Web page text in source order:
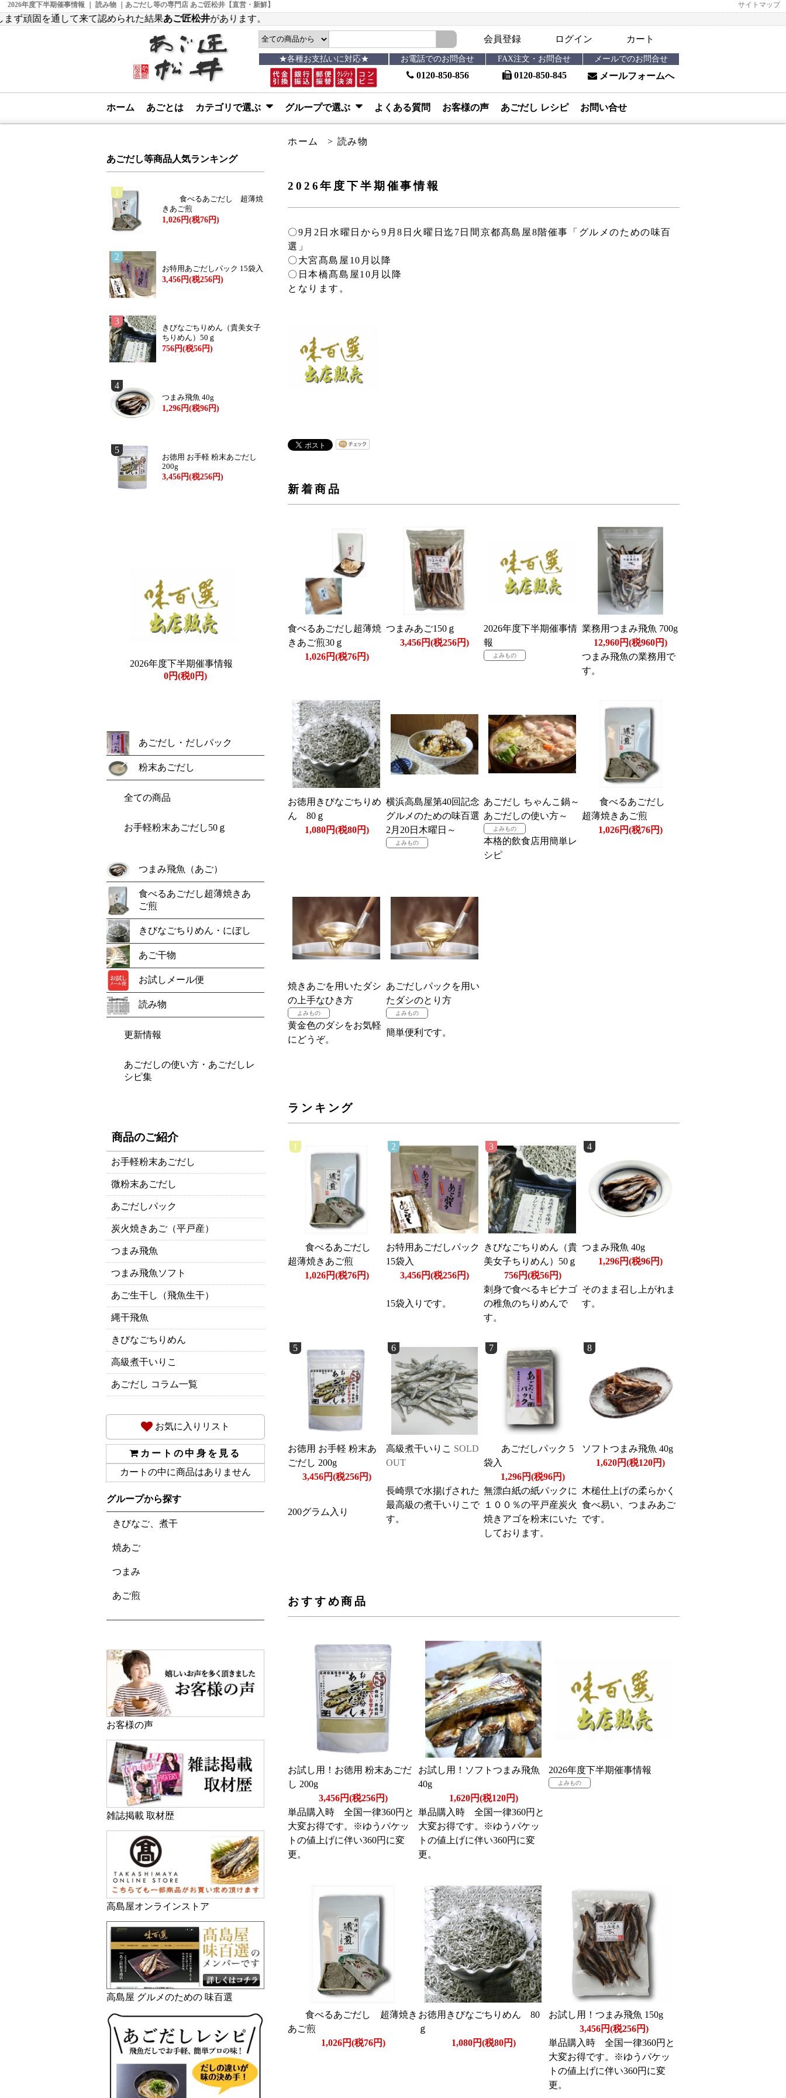
2026年度下半期催事情報 ｜ 読み物 ｜あごだし等の専門店 あご匠松井【直営・新鮮】
来て認められた結果あご匠松井があります。
サイトマップ
会員登録 ログイン カート
メールでのお問合せ
メールフォームへ
FAX注文・お問合せ
0120-850-845
お電話でのお問合せ
0120-850-856
★各種お支払いに対応★
ホーム あごとは カテゴリで選ぶ グループで選ぶ よくある質問 お客様の声 あごだし レシピ お問い合せ
ホーム > 読み物
2026年度下半期催事情報
〇9月2日水曜日から9月8日火曜日迄7日間京都髙島屋8階催事「グルメのための味百
選」
〇大宮髙島屋10月以降
〇日本橋髙島屋10月以降
となります。
新着商品
食べるあごだし超薄焼
きあご煎30ｇ
1,026円(税76円)
つまみあご150ｇ
3,456円(税256円)
2026年度下半期催事情
報
業務用つまみ飛魚 700g
12,960円(税960円)
つまみ飛魚の業務用で
す。
お徳用きびなごちりめ
ん 80ｇ
1,080円(税80円)
横浜高島屋第40回記念
グルメのための味百選
2月20日木曜日～
あごだし ちゃんこ鍋～
あごだしの使い方～
本格的飲食店用簡単レ
シピ
食べるあごだし
超薄焼きあご煎
1,026円(税76円)
焼きあごを用いたダシ
の上手なひき方
黄金色のダシをお気軽
にどうぞ。
あごだしパックを用い
たダシのとり方
簡単便利です。
ランキング
食べるあごだし
超薄焼きあご煎
1,026円(税76円)
1
お特用あごだしパック
15袋入
3,456円(税256円)
2
15袋入りです。
きびなごちりめん（貴
美女子ちりめん）50ｇ
756円(税56円)
3
刺身で食べるキビナゴ
の稚魚のちりめんで
す。
つまみ飛魚 40g
1,296円(税96円)
4
そのまま召し上がれま
す。
お徳用 お手軽 粉末あ
ごだし 200g
3,456円(税256円)
5
200グラム入り
高級煮干いりこ SOLD
OUT
6
長崎県で水揚げされた
最高級の煮干いりこで
す。
あごだしパック 5
袋入
1,296円(税96円)
7
無漂白紙の紙パックに
１００％の平戸産炭火
焼きアゴを粉末にいた
しております。
ソフトつまみ飛魚 40g
1,620円(税120円)
8
木槌仕上げの柔らかく
食べ易い、つまみあご
です。
おすすめ商品
お試し用！お徳用 粉末あごだ
し 200g
3,456円(税256円)
単品購入時 全国一律360円と
大変お得です。※ゆうパケッ
トの値上げに伴い360円に変
更。
お試し用！ソフトつまみ飛魚
40g
1,620円(税120円)
単品購入時 全国一律360円と
大変お得です。※ゆうパケッ
トの値上げに伴い360円に変
更。
2026年度下半期催事情報
食べるあごだし 超薄焼き
あご煎
1,026円(税76円)
お徳用きびなごちりめん 80
ｇ
1,080円(税80円)
お試し用！つまみ飛魚 150g
3,456円(税256円)
単品購入時 全国一律360円と
大変お得です。※ゆうパケッ
トの値上げに伴い360円に変
更。
あごだし等商品人気ランキング
1
食べるあごだし 超薄焼
きあご煎
1,026円(税76円)
2
お特用あごだしパック 15袋入
3,456円(税256円)
3
きびなごちりめん（貴美女子
ちりめん）50ｇ
756円(税56円)
4
つまみ飛魚 40g
1,296円(税96円)
5
お徳用 お手軽 粉末あごだし
200g
3,456円(税256円)
2026年度下半期催事情報
0円(税0円)
あごだし・だしパック
粉末あごだし
全ての商品
お手軽粉末あごだし50ｇ
つまみ飛魚（あご）
食べるあごだし超薄焼きあ
ご煎
きびなごちりめん・にぼし
あご干物
お試しメール便
読み物
更新情報
あごだしの使い方・あごだしレ
シピ集
商品のご紹介
お手軽粉末あごだし
微粉末あごだし
あごだしパック
炭火焼きあご（平戸産）
つまみ飛魚
つまみ飛魚ソフト
あご生干し（飛魚生干）
縄干飛魚
きびなごちりめん
高級煮干いりこ
あごだし コラム一覧
お気に入りリスト
カートの中身を見る
カートの中に商品はありません
グループから探す
きびなご、煮干
焼あご
つまみ
あご煎
お客様の声
雑誌掲載 取材歴
高島屋オンラインストア
高島屋 グルメのための 味百選